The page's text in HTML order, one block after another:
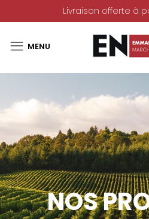
Livraison offerte à
NOS